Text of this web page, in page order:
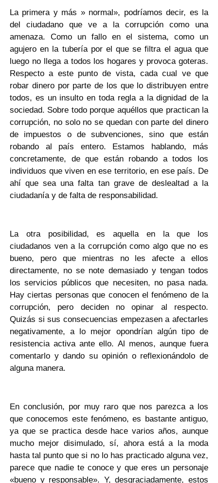
La primera y más » normal», podríamos decir, es la
del ciudadano que ve a la corrupción como una
amenaza. Como un fallo en el sistema, como un
agujero en la tubería por el que se filtra el agua que
luego no llega a todos los hogares y provoca goteras.
Respecto a este punto de vista, cada cual ve que
robar dinero por parte de los que lo distribuyen entre
todos, es un insulto en toda regla a la dignidad de la
sociedad. Sobre todo porque aquéllos que practican la
corrupción, no solo no se quedan con parte del dinero
de impuestos o de subvenciones, sino que están
robando al país entero. Estamos hablando, más
concretamente, de que están robando a todos los
individuos que viven en ese territorio, en ese país. De
ahí que sea una falta tan grave de deslealtad a la
ciudadanía y de falta de responsabilidad.
La otra posibilidad, es aquella en la que los
ciudadanos ven a la corrupción como algo que no es
bueno, pero que mientras no les afecte a ellos
directamente, no se note demasiado y tengan todos
los servicios públicos que necesiten, no pasa nada.
Hay ciertas personas que conocen el fenómeno de la
corrupción, pero deciden no opinar al respecto.
Quizás si sus consecuencias empezasen a afectarles
negativamente, a lo mejor opondrían algún tipo de
resistencia activa ante ello. Al menos, aunque fuera
comentarlo y dando su opinión o reflexionándolo de
alguna manera.
En conclusión, por muy raro que nos parezca a los
que conocemos este fenómeno, es bastante antiguo,
ya que se practica desde hace varios años, aunque
mucho mejor disimulado, sí, ahora está a la moda
hasta tal punto que si no lo has practicado alguna vez,
parece que nadie te conoce y que eres un personaje
«bueno y responsable». Y, desgraciadamente, estos